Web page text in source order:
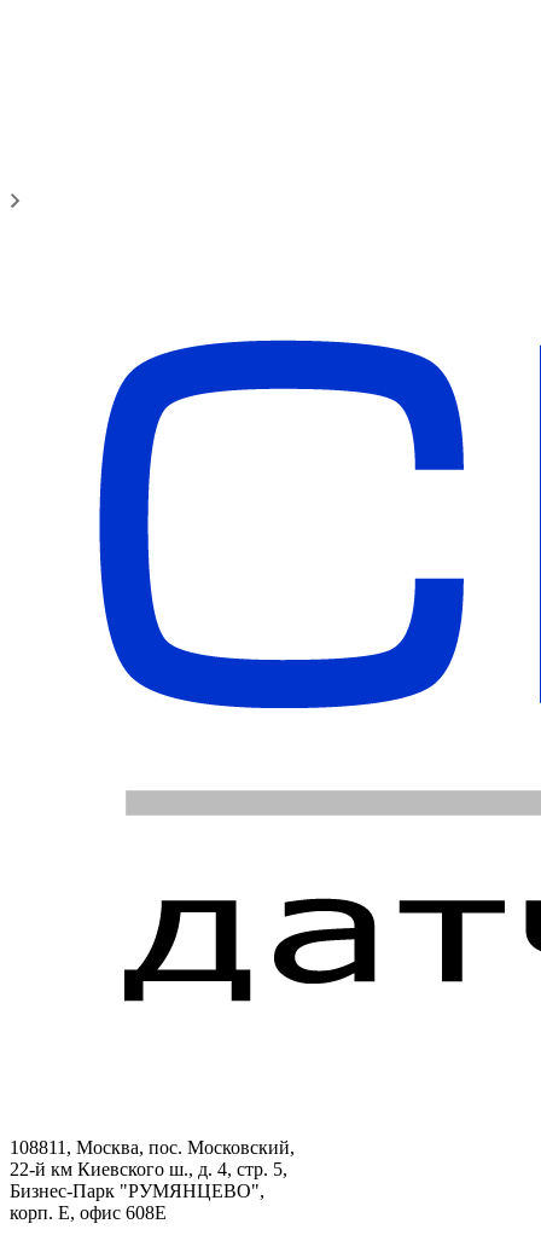
108811, Москва, пос. Московский,
22-й км Киевского ш., д. 4, стр. 5,
Бизнес-Парк "РУМЯНЦЕВО",
корп. Е, офис 608E